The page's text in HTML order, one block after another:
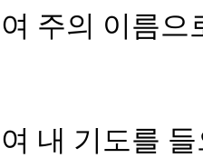
주의 이름
내 기도를